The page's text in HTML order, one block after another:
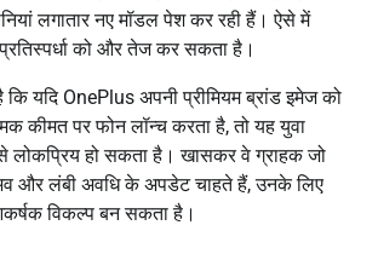
लगातार नए मॉडल पेश कर रही हैं। ऐसे में
को और तेज कर सकता है।
कि यदि OnePlus अपनी प्रीमियम ब्रांड इमेज को
कीमत पर फोन लॉन्च करता है, तो यह युवा
लोकप्रिय हो सकता है। खासकर वे ग्राहक जो
और लंबी अवधि के अपडेट चाहते हैं, उनके लिए
विकल्प बन सकता है।